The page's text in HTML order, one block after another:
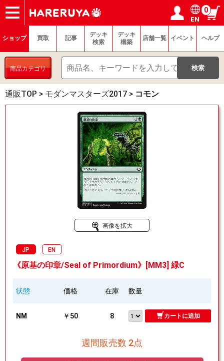
ショップ
買取
記事
デッキ検索
デッキ構築
選手一覧
店舗一覧
イベント
ヘルプ
お問い合わせ ログイン／会員登録
マイページ
EN
0
ショップ 買取 記事
デッキ
検索
デッキ
構築
店舗一覧 イベント ヘルプ
商品カテゴリ
通販TOP > モダンマスターズ2017 > コモン
画像を拡大
JP EN
《原基の印章/Seal of Primordium》[MM3] 緑C
状態 価格 在庫 数量
NM ￥50 8 カートに追加
週間販売数 2点